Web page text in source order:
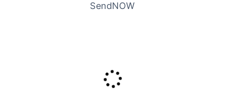
SendNOW